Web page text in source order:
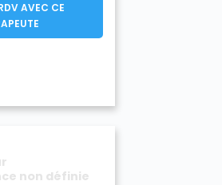
AVEC CE
non définie